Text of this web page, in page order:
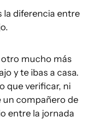
la diferencia entre
mucho más
y te ibas a casa.
que verificar, ni
un compañero de
entre la jornada